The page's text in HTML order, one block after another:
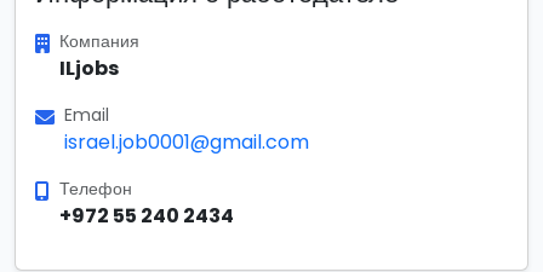
Компания
ILjobs
Email
israel.job0001@gmail.com
Телефон
+972 55 240 2434